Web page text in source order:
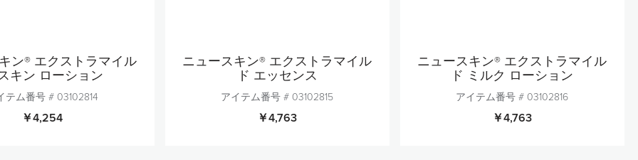
ン® エクストラマイル
キン ローション
テム番号 # 03102814
￥4,254
ニュースキン® エクストラマイル
ド エッセンス
アイテム番号 # 03102815
￥4,763
ニュースキン® エクストラマイル
ド ミルク ローション
アイテム番号 # 03102816
￥4,763